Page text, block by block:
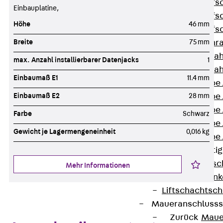
Zahnschraube
Zahnschraube
Zahnschraube
Zahnschraube
Zahnschraube
Zurück
Zurück
Einbauplatine,
Höhe 46 mm
Breite 75 mm
max. Anzahl installierbarer Datenjacks 1
Einbaumaß E1 11.4 mm
Einbaumaß E2 28 mm
Farbe Schwarz
Gewicht je Lagermengeneinheit 0,016 kg
Mehr Informationen